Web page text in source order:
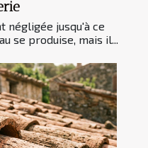
négligée jusqu'à ce
se produise, mais il...